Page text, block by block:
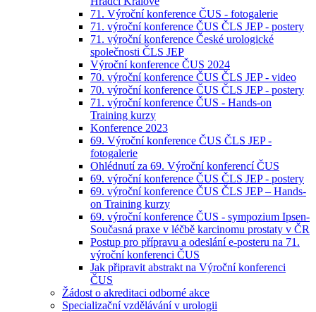
71. Výroční konference ČUS - fotogalerie
71. výroční konference ČUS ČLS JEP - postery
71. výroční konference České urologické
společnosti ČLS JEP
Výroční konference ČUS 2024
70. výroční konference ČUS ČLS JEP - video
70. výroční konference ČUS ČLS JEP - postery
71. výroční konference ČUS - Hands-on
Training kurzy
Konference 2023
69. Výroční konference ČUS ČLS JEP -
fotogalerie
Ohlédnutí za 69. Výroční konferencí ČUS
69. výroční konference ČUS ČLS JEP - postery
69. výroční konference ČUS ČLS JEP – Hands-
on Training kurzy
69. výroční konference ČUS - sympozium Ipsen-
Současná praxe v léčbě karcinomu prostaty v ČR
Postup pro přípravu a odeslání e-posteru na 71.
výroční konferenci ČUS
Jak připravit abstrakt na Výroční konferenci
ČUS
Žádost o akreditaci odborné akce
Specializační vzdělávání v urologii